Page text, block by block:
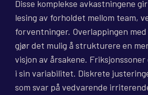
Disse komplekse avkastningene
lesing av forholdet mellom team,
forventninger. Overlappingen
gjør det mulig å strukturere en
visjon av årsakene.
i sin variabilitet. Diskrete
som svar på vedvarende